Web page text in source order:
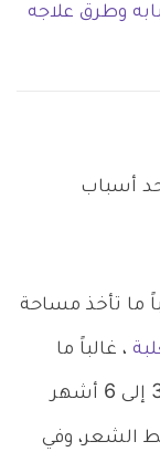
وطرق علاجه
أسباب
ما تأخذ مساحة
، غالباً ما
تعود لوضعها دون علاج خلال فترة من 3 إلى 6 أشهر
الشعر، وفي